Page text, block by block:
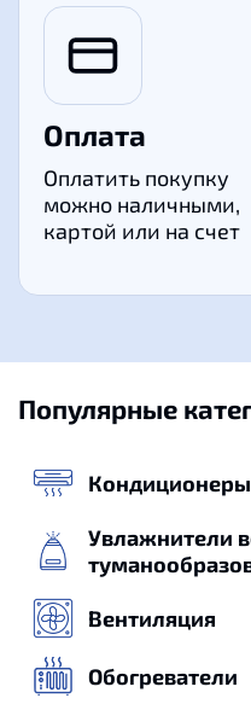
Оплата
Оплатить покупку
можно наличными,
картой или на счет
Популярные
Кондиционеры
Увлажнители
Вентиляция
Обогреватели